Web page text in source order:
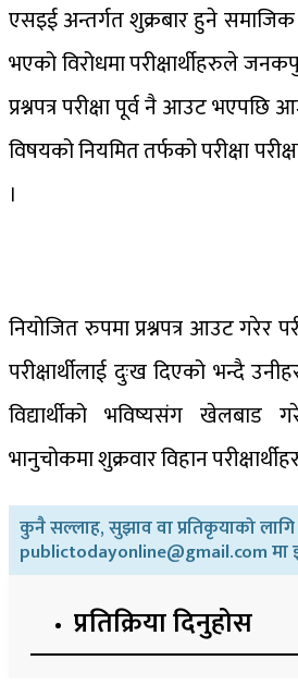
एसइई अन्तर्गत शुक्रबार हुने समाजिक
भएको विरोधमा परीक्षार्थीहरुले
प्रश्नपत्र परीक्षा पूर्व नै आउट
विषयको नियमित तर्फको परीक्षा
।
नियोजित रुपमा प्रश्नपत्र आउट गरेर
परीक्षार्थीलाई दुःख दिएको भन्दै
विद्यार्थीको भविष्यसंग
भानुचोकमा शुक्रवार विहान
कुनै सल्लाह, सुझाव वा प्रतिकृयाको लागि
publictodayonline@gmail.com मा
प्रतिक्रिया दिनुहोस​